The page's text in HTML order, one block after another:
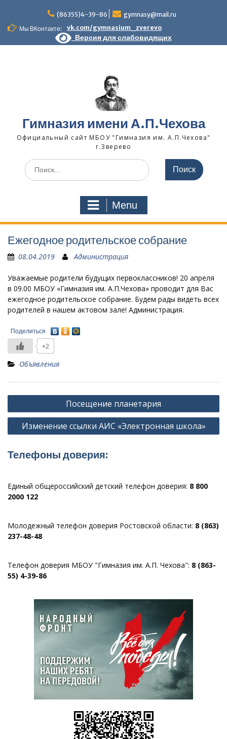
content
(86355)4-39-86
gymnasy@mail.ru
Мы ВКонтакте:
vk.com/gymnasium_zverevo
Версия для слабовидящих
Гимназия имени А.П.Чехова
Официальный сайт МБОУ "Гимназия им. А.П.Чехова"
г.Зверево
Search
for:
Menu
Ежегодное родительское собрание
08.04.2019 Администрация
Уважаемые родители будущих первоклассников! 20 апреля
в 09.00 МБОУ «Гимназия им. А.П.Чехова» проводит для Вас
ежегодное родительское собрание. Будем рады видеть всех
родителей в нашем актовом зале! Администрация.
Поделиться
+2
Объявления
Навигация
по
записям
Посещение планетария
Изменение ссылки АИС «Электронная школа»
Телефоны доверия:
Единый общероссийский детский телефон доверия: 8 800
2000 122
Молодежный телефон доверия Ростовской области: 8 (863)
237-48-48
Телефон доверия МБОУ "Гимназия им. А.П. Чехова": 8 (863-
55) 4-39-86